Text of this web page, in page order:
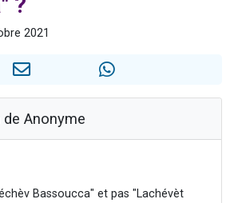
Il reste 49 places pour étudier en groupe sur Zoom
2021
Anonyme
Bassoucca" et pas "Lachévèt